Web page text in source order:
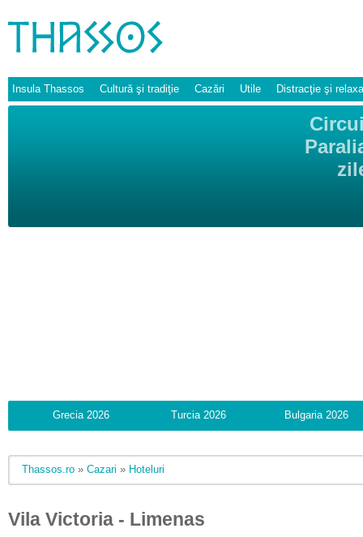
Insula Thassos Cultură şi tradiţie Cazări Utile Distracţie şi
Grecia 2026 Turcia 2026 Bulgaria 2026
Thassos.ro » Cazari » Hoteluri
Vila Victoria - Limenas